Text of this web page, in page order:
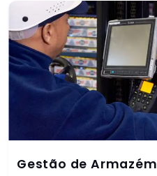
Gestão de Armazém